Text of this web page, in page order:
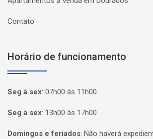
Contato
Horário de funcionamento
Seg à sex: 07h00 às 11h00
Seg à sex: 13h00 às 17h00
Domingos e feriados: Não haverá